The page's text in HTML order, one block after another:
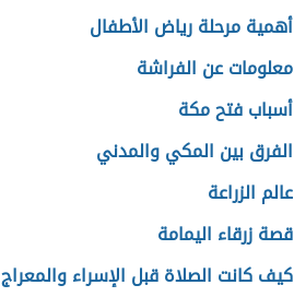
أهمية مرحلة رياض الأطفال
معلومات عن الفراشة
أسباب فتح مكة
الفرق بين المكي والمدني
عالم الزراعة
قصة زرقاء اليمامة
كيف كانت الصلاة قبل الإسراء والمعراج